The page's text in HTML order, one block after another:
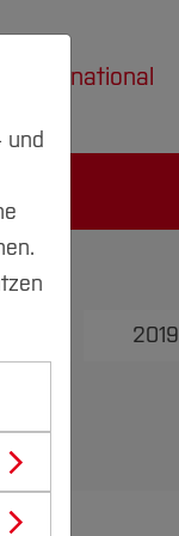
International
2019
und